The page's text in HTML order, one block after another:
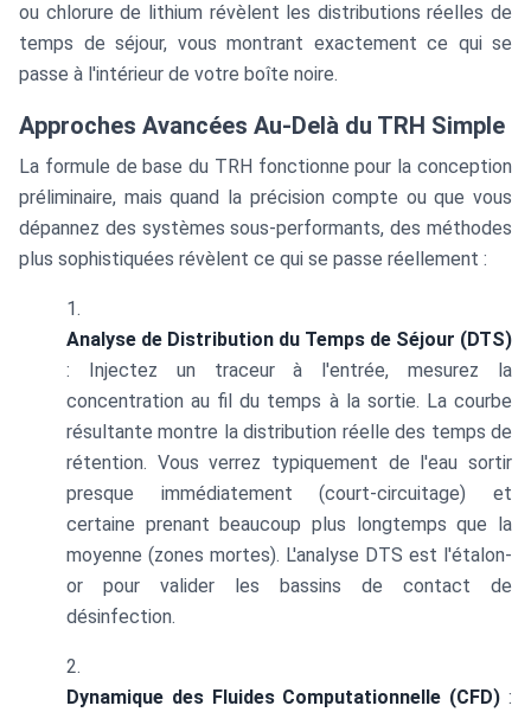
ou chlorure de lithium révèlent les distributions réelles de
temps de séjour, vous montrant exactement ce qui se
passe à l'intérieur de votre boîte noire.
Approches Avancées Au-Delà du TRH Simple
La formule de base du TRH fonctionne pour la conception
préliminaire, mais quand la précision compte ou que vous
dépannez des systèmes sous-performants, des méthodes
plus sophistiquées révèlent ce qui se passe réellement :
Analyse de Distribution du Temps de Séjour (DTS)
: Injectez un traceur à l'entrée, mesurez la
concentration au fil du temps à la sortie. La courbe
résultante montre la distribution réelle des temps de
rétention. Vous verrez typiquement de l'eau sortir
presque immédiatement (court-circuitage) et
certaine prenant beaucoup plus longtemps que la
moyenne (zones mortes). L'analyse DTS est l'étalon-
or pour valider les bassins de contact de
désinfection.
Dynamique des Fluides Computationnelle (CFD) :